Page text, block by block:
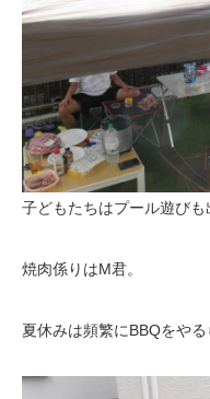
子どもたちはプール遊びも
焼肉係りはM君。
夏休みは頻繁にBBQをや